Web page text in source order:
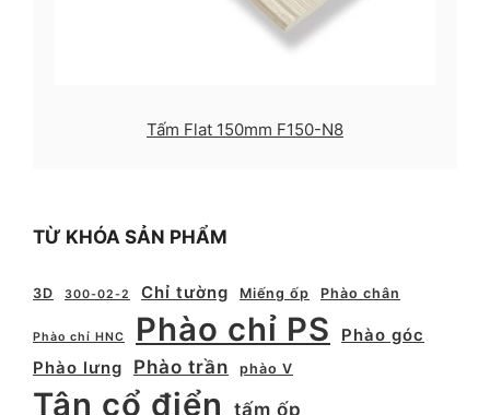
Tấm Flat 150mm F150-N8
TỪ KHÓA SẢN PHẨM
3D 300-02-2 Chỉ tường Miếng ốp Phào chân
Phào chỉ HNC Phào chỉ PS
Phào góc
Phào lưng
Phào trần phào V
Tân cổ điển tấm ốp